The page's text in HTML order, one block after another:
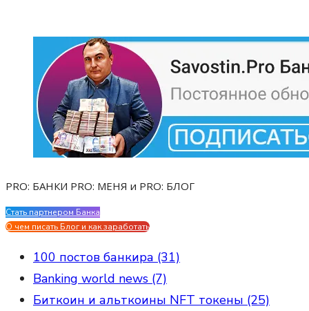
PRO: БАНКИ PRO: МЕНЯ и PRO: БЛОГ
Стать партнером Банка
О чем писать Блог и как заработать
100 постов банкира (31)
Banking world news (7)
Биткоин и альткоины NFT токены (25)